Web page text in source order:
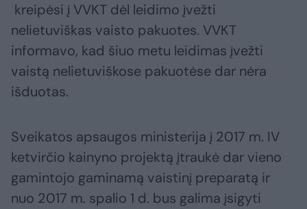
kreipėsi į VVKT dėl leidimo įvežti
nelietuviškas vaisto pakuotes. VVKT
informavo, kad šiuo metu leidimas įvežti
vaistą nelietuviškose pakuotėse dar nėra
išduotas.
Sveikatos apsaugos ministerija į 2017 m. IV
ketvirčio kainyno projektą įtraukė dar vieno
gamintojo gaminamą vaistinį preparatą ir
nuo 2017 m. spalio 1 d. bus galima įsigyti